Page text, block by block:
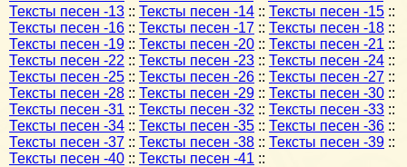
Тексты песен -13 :: Тексты песен -14 :: Тексты песен -15 ::
Тексты песен -16 :: Тексты песен -17 :: Тексты песен -18 ::
Тексты песен -19 :: Тексты песен -20 :: Тексты песен -21 ::
Тексты песен -22 :: Тексты песен -23 :: Тексты песен -24 ::
Тексты песен -25 :: Тексты песен -26 :: Тексты песен -27 ::
Тексты песен -28 :: Тексты песен -29 :: Тексты песен -30 ::
Тексты песен -31 :: Тексты песен -32 :: Тексты песен -33 ::
Тексты песен -34 :: Тексты песен -35 :: Тексты песен -36 ::
Тексты песен -37 :: Тексты песен -38 :: Тексты песен -39 ::
Тексты песен -40 :: Тексты песен -41 ::